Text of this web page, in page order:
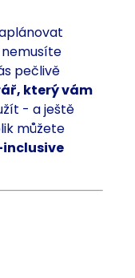
nemusíte
pečlivě
který vám
- a ještě
můžete